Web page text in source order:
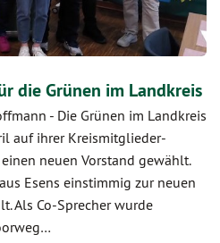
die Grünen im Landkreis
- Die Grünen im Landkreis
auf ihrer Kreismitglieder-
neuen Vorstand gewählt.
Esens einstimmig zur neuen
Als Co-Sprecher wurde